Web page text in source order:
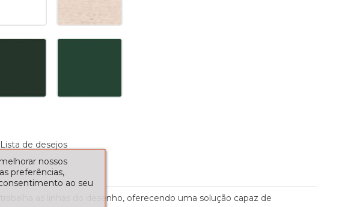
de desejos
as linhas do desenho, oferecendo uma solução capaz de
nossos
preferências,
ao seu